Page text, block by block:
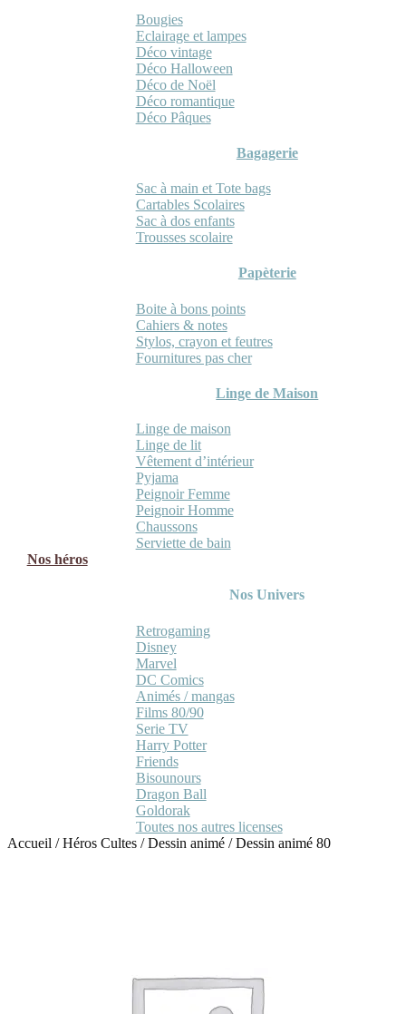
Bougies
Eclairage et lampes
Déco vintage
Déco Halloween
Déco de Noël
Déco romantique
Déco Pâques
Bagagerie
Sac à main et Tote bags
Cartables Scolaires
Sac à dos enfants
Trousses scolaire
Papèterie
Boite à bons points
Cahiers & notes
Stylos, crayon et feutres
Fournitures pas cher
Linge de Maison
Linge de maison
Linge de lit
Vêtement d’intérieur
Pyjama
Peignoir Femme
Peignoir Homme
Chaussons
Serviette de bain
Nos héros
Nos Univers
Retrogaming
Disney
Marvel
DC Comics
Animés / mangas
Films 80/90
Serie TV
Harry Potter
Friends
Bisounours
Dragon Ball
Goldorak
Toutes nos autres licenses
Accueil /Héros Cultes /Dessin animé /Dessin animé 80